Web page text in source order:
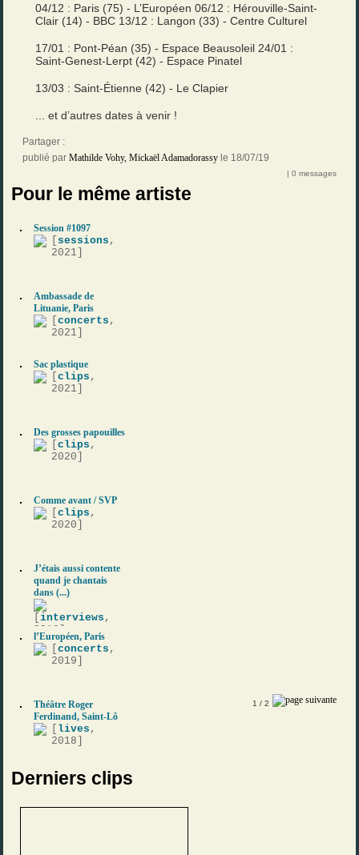
04/12 : Paris (75) - L’Européen 06/12 : Hérouville-Saint-
Clair (14) - BBC 13/12 : Langon (33) - Centre Culturel
17/01 : Pont-Péan (35) - Espace Beausoleil 24/01 :
Saint-Genest-Lerpt (42) - Espace Pinatel
13/03 : Saint-Étienne (42) - Le Clapier
... et d’autres dates à venir !
Partager :
publié par Mathilde Vohy,Mickaël Adamadorassy le 18/07/19
| 0 messages
Pour le même artiste
Session #1097
sessions ,
2021]
Ambassade de
Lituanie, Paris
[concerts ,
2021]
Sac plastique
[clips ,
2021]
Des grosses papouilles
[clips ,
2020]
Comme avant / SVP
[clips ,
2020]
J’étais aussi contente
quand je chantais
dans (...)
[interviews ,
2019]
l’Européen, Paris
[concerts ,
2019]
Théâtre Roger
Ferdinand, Saint-Lô
lives ,
2018]
1 / 2
Derniers clips